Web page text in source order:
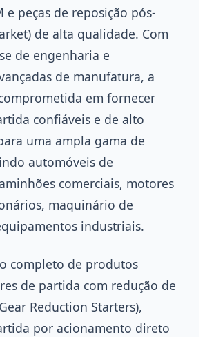
e peças de reposição pós-
de alta qualidade. Com
de engenharia e
de manufatura, a
em fornecer
confiáveis e de alto
uma ampla gama de
automóveis de
comerciais, motores
maquinário de
industriais.
completo de produtos
de partida com redução de
Reduction Starters),
por acionamento direto